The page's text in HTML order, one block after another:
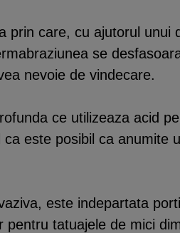
prin care, cu ajutorul unui
se
nevoie de vindecare.
ce utilizeaza acid
este posibil ca anumite
este indepartata
tatuajele de mici